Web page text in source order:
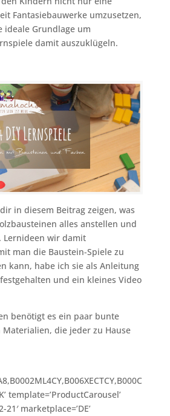
Fantasiebauwerke umzusetzen,
ideale Grundlage um
damit auszuklügeln.
in diesem Beitrag zeigen, was
alles anstellen und
Lernideen wir damit
man die Baustein-Spiele zu
kann, habe ich sie als Anleitung
und ein kleines Video
benötigt es ein paar bunte
die jeder zu Hause
template=’ProductCarousel’
marketplace=’DE’